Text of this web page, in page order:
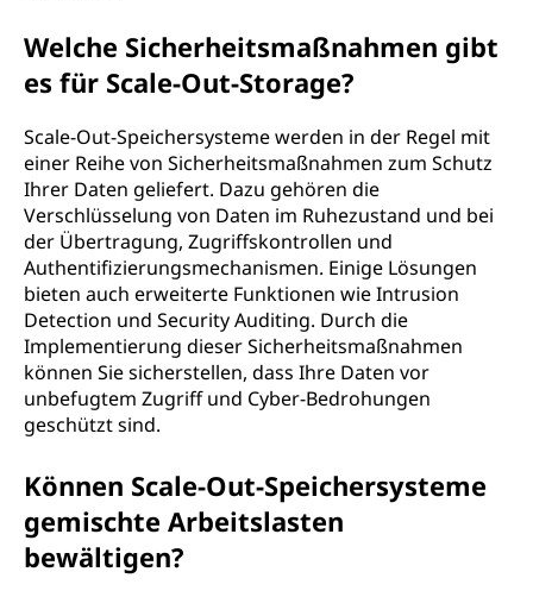
Welche Sicherheitsmaßnahmen gibt
es für Scale-Out-Storage?
Scale-Out-Speichersysteme werden in der Regel mit
einer Reihe von Sicherheitsmaßnahmen zum Schutz
Ihrer Daten geliefert. Dazu gehören die
Verschlüsselung von Daten im Ruhezustand und bei
der Übertragung, Zugriffskontrollen und
Authentifizierungsmechanismen. Einige Lösungen
bieten auch erweiterte Funktionen wie Intrusion
Detection und Security Auditing. Durch die
Implementierung dieser Sicherheitsmaßnahmen
können Sie sicherstellen, dass Ihre Daten vor
unbefugtem Zugriff und Cyber-Bedrohungen
geschützt sind.
Können Scale-Out-Speichersysteme
gemischte Arbeitslasten
bewältigen?